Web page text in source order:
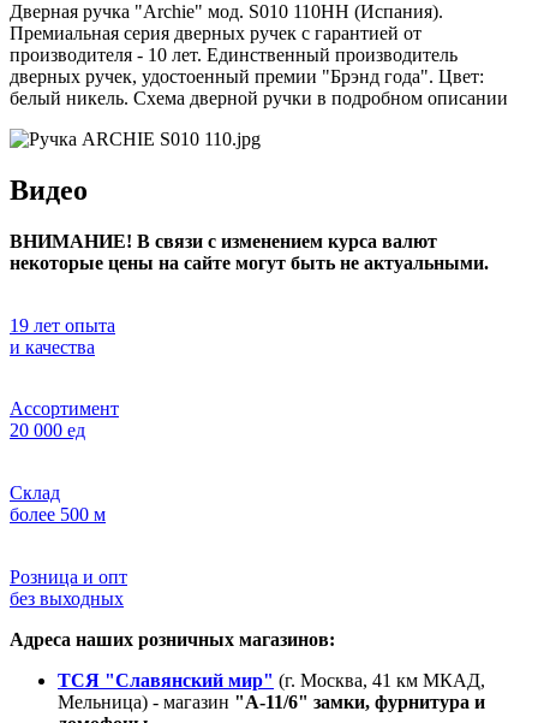
Дверная ручка "Archie" мод. S010 110HH (Испания).
Премиальная серия дверных ручек с гарантией от
производителя - 10 лет. Единственный производитель
дверных ручек, удостоенный премии "Брэнд года". Цвет:
белый никель. Схема дверной ручки в подробном описании
Видео
ВНИМАНИЕ! В связи с изменением курса валют
некоторые цены на сайте могут быть не актуальными.
19 лет опыта
и качества
Ассортимент
20 000 ед
Склад
более 500 м
Розница и опт
без выходных
Адреса наших розничных магазинов:
ТСЯ "Славянский мир" (г. Москва, 41 км МКАД,
Мельница) - магазин "А-11/6" замки, фурнитура и